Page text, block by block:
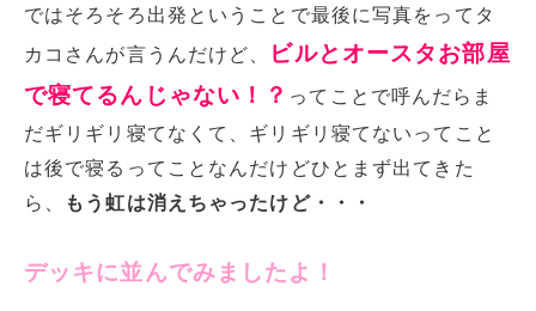
ではそろそろ出発ということで最後に写真をってタ
カコさんが言うんだけど、
ビルとオースタお部屋
で寝てるんじゃない！？ ってことで呼んだらま
だギリギリ寝てなくて、ギリギリ寝てないってこと
は後で寝るってことなんだけどひとまず出てきた
ら、
もう虹は消えちゃったけど・・・
デッキに並んでみましたよ！